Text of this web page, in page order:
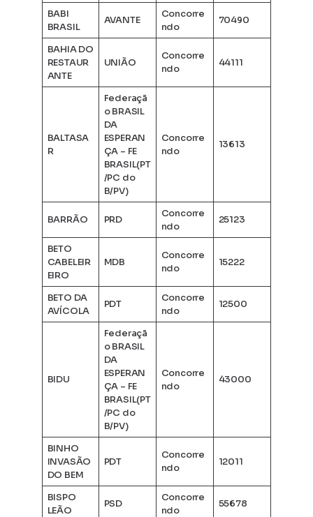
BABI
BRASIL
AVANTE
Concorre
ndo
70490
BAHIA DO
RESTAUR
ANTE
UNIÃO
Concorre
ndo
44111
BALTASA
R
Federaçã
o BRASIL
DA
ESPERAN
ÇA – FE
BRASIL(PT
/PC do
B/PV)
Concorre
ndo
13613
BARRÃO PRD
Concorre
ndo
25123
BETO
CABELEIR
EIRO
MDB
Concorre
ndo
15222
BETO DA
AVÍCOLA
PDT
Concorre
ndo
12500
BIDU
Federaçã
o BRASIL
DA
ESPERAN
ÇA – FE
BRASIL(PT
/PC do
B/PV)
Concorre
ndo
43000
BINHO
INVASÃO
DO BEM
PDT
Concorre
ndo
12011
BISPO
LEÃO
PSD
Concorre
ndo
55678